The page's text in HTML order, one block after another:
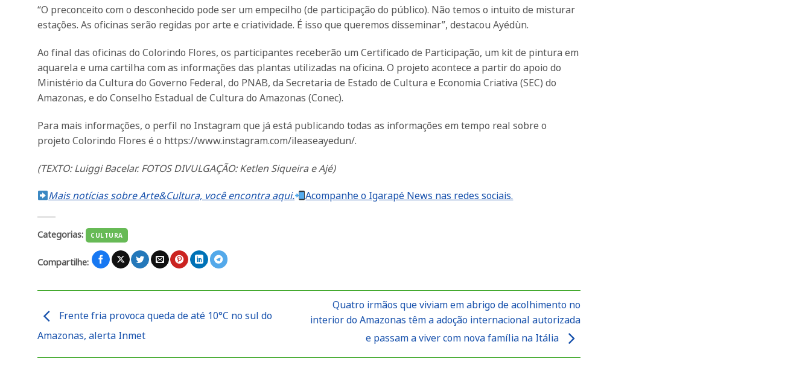
“O preconceito com o desconhecido pode ser um empecilho (de participação do público). Não temos o intuito de misturar
estações. As oficinas serão regidas por arte e criatividade. É isso que queremos disseminar”, destacou Ayédùn.
Ao final das oficinas do Colorindo Flores, os participantes receberão um Certificado de Participação, um kit de pintura em
aquarela e uma cartilha com as informações das plantas utilizadas na oficina. O projeto acontece a partir do apoio do
Ministério da Cultura do Governo Federal, do PNAB, da Secretaria de Estado de Cultura e Economia Criativa (SEC) do
Amazonas, e do Conselho Estadual de Cultura do Amazonas (Conec).
Para mais informações, o perfil no Instagram que já está publicando todas as informações em tempo real sobre o
projeto Colorindo Flores é o https://www.instagram.com/ileaseayedun/.
(TEXTO: Luiggi Bacelar. FOTOS DIVULGAÇÃO: Ketlen Siqueira e Ajé)
Mais notícias sobre Arte&Cultura, você encontra aqui. Acompanhe o Igarapé News nas redes sociais.
Categorias: CULTURA
Compartilhe:
Frente fria provoca queda de até 10°C no sul do
Amazonas, alerta Inmet
Quatro irmãos que viviam em abrigo de acolhimento no
interior do Amazonas têm a adoção internacional autorizada
e passam a viver com nova família na Itália